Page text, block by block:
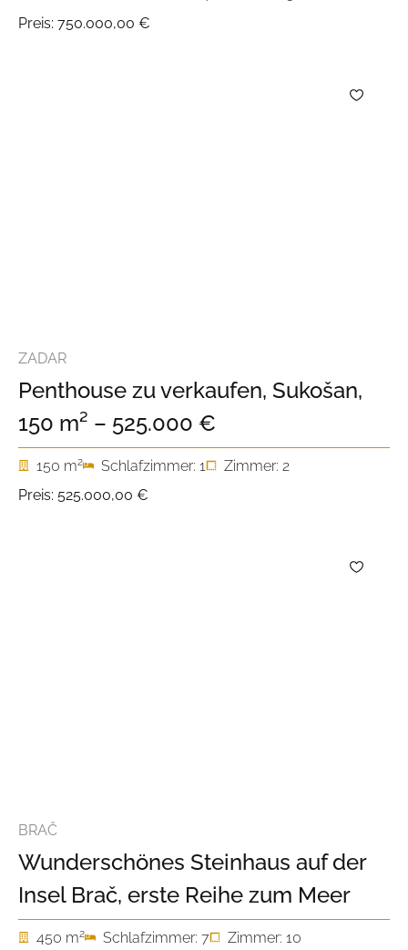
Preis: 750.000,00 €
ZADAR
Penthouse zu verkaufen, Sukošan,
150 m² – 525.000 €
150 m2 Schlafzimmer: 1
Zimmer: 2
Preis: 525.000,00 €
BRAČ
Wunderschönes Steinhaus auf der
Insel Brač, erste Reihe zum Meer
450 m2 Schlafzimmer: 7
Zimmer: 10